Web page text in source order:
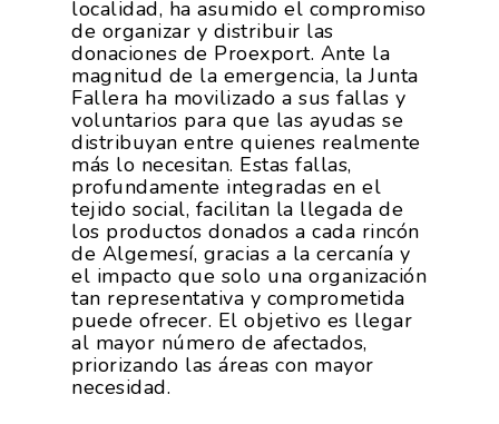
localidad, ha asumido el compromiso
de organizar y distribuir las
donaciones de Proexport. Ante la
magnitud de la emergencia, la Junta
Fallera ha movilizado a sus fallas y
voluntarios para que las ayudas se
distribuyan entre quienes realmente
más lo necesitan. Estas fallas,
profundamente integradas en el
tejido social, facilitan la llegada de
los productos donados a cada rincón
de Algemesí, gracias a la cercanía y
el impacto que solo una organización
tan representativa y comprometida
puede ofrecer. El objetivo es llegar
al mayor número de afectados,
priorizando las áreas con mayor
necesidad.